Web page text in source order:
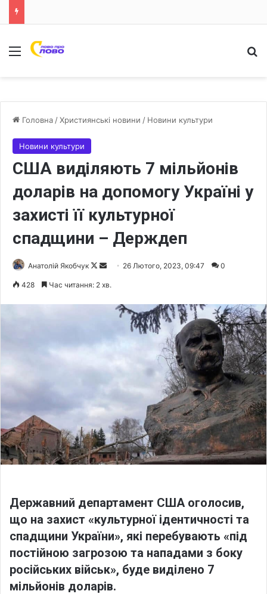
Меню
Головна /Християнські новини / Новини культури
Новини культури
США виділяють 7 мільйонів
доларів на допомогу Україні у
захисті її культурної
спадщини – Держдеп
Анатолій Якобчук
F
l
26 Лютого, 2023, 09:47 0
428 Час читання: 2 хв.
Державний департамент США оголосив,
що на захист «культурної ідентичності та
спадщини України», які перебувають «під
постійною загрозою та нападами з боку
російських військ», буде виділено 7
мільйонів доларів.